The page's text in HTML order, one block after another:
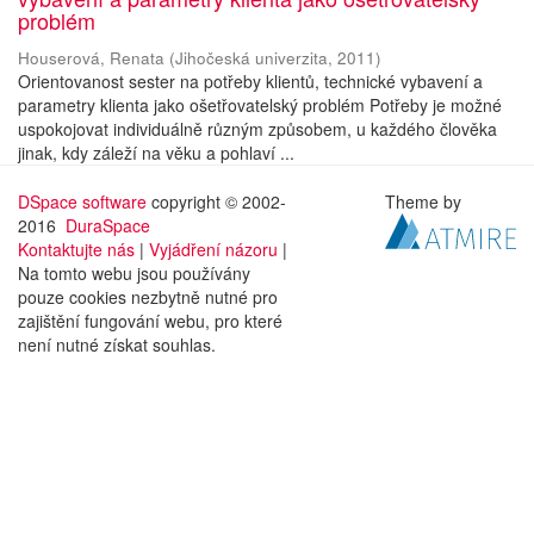
problém
Houserová, Renata (Jihočeská univerzita, 2011)
Orientovanost sester na potřeby klientů, technické vybavení a
parametry klienta jako ošetřovatelský problém Potřeby je možné
uspokojovat individuálně různým způsobem, u každého člověka
jinak, kdy záleží na věku a pohlaví ...
DSpace software copyright © 2002-
2016 DuraSpace
Kontaktujte nás | Vyjádření názoru |
Na tomto webu jsou používány
pouze cookies nezbytně nutné pro
zajištění fungování webu, pro které
není nutné získat souhlas.
Theme by